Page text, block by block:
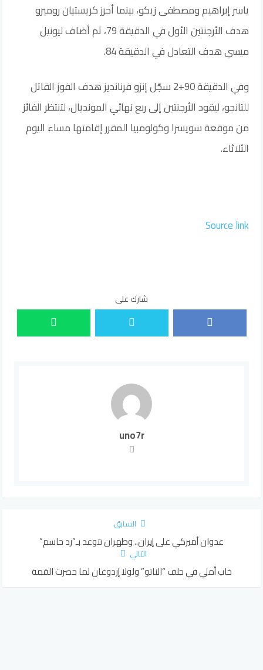
ياسر إبراهيم ومصطفى زيكو، بينما أحرز كريستيان روميرو
هدف الأرجنتين الأول في الدقيقة 79، ثم أضاف ليونيل
ميسي هدف التعادل في الدقيقة 84.
وفي الدقيقة 90+2 سجّل إنزو فرنانديز هدف الفوز القاتل
للتانجو، ليقود الأرجنتين إلى ربع نهائي المونديال، لتنتظر الفائز
من موقعة سويسرا وكولومبيا المقرر إقامتها مساء اليوم
الثلاثاء.
Source link
شارك على
uno7r
السابق
عدوان أميركي على إيران.. وطهران تتوعد بـ”رد حاسم”
التالي
خاب أملي في حلف “الناتو” ولولا إردوغان لما حضرت القمة